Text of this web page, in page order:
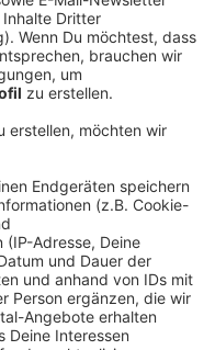
06:42
B 67 entstehen
Mai dicht gemacht
macht